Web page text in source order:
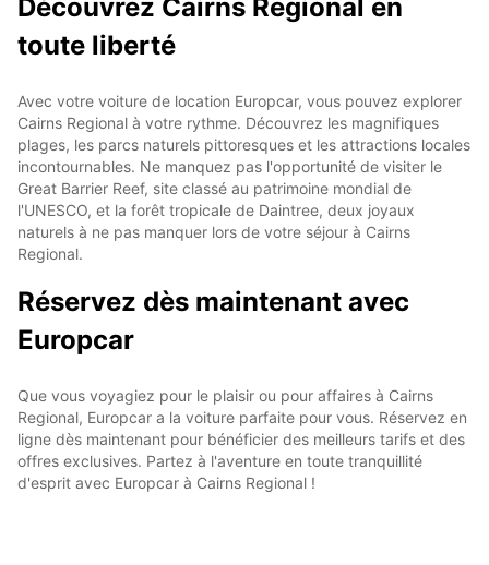
Découvrez Cairns Regional en
toute liberté
Avec votre voiture de location Europcar, vous pouvez explorer
Cairns Regional à votre rythme. Découvrez les magnifiques
plages, les parcs naturels pittoresques et les attractions locales
incontournables. Ne manquez pas l'opportunité de visiter le
Great Barrier Reef, site classé au patrimoine mondial de
l'UNESCO, et la forêt tropicale de Daintree, deux joyaux
naturels à ne pas manquer lors de votre séjour à Cairns
Regional.
Réservez dès maintenant avec
Europcar
Que vous voyagiez pour le plaisir ou pour affaires à Cairns
Regional, Europcar a la voiture parfaite pour vous. Réservez en
ligne dès maintenant pour bénéficier des meilleurs tarifs et des
offres exclusives. Partez à l'aventure en toute tranquillité
d'esprit avec Europcar à Cairns Regional !